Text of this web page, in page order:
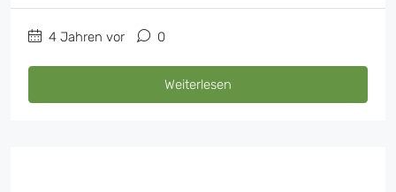
4 Jahren vor 0
Weiterlesen